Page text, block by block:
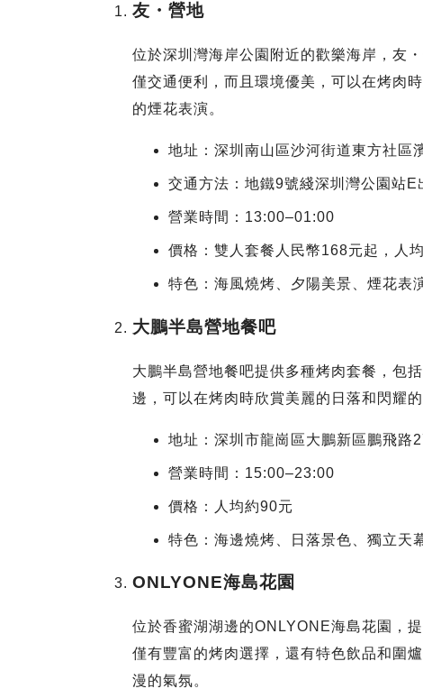
友・營地
位於深圳灣海岸公園附近的歡樂海岸，友
僅交通便利，而且環境優美，可以在烤肉
的煙花表演。
地址：深圳南山區沙河街道東方社區
交通方法：地鐵9號綫深圳灣公園站E
營業時間：13:00–01:00
價格：雙人套餐人民幣168元起，人
特色：海風燒烤、夕陽美景、煙花表
大鵬半島營地餐吧
大鵬半島營地餐吧提供多種烤肉套餐，包
邊，可以在烤肉時欣賞美麗的日落和閃耀的
地址：深圳市龍崗區大鵬新區鵬飛路
營業時間：15:00–23:00
價格：人均約90元
特色：海邊燒烤、日落景色、獨立天
ONLYONE海島花園
位於香蜜湖湖邊的ONLYONE海島花園，
僅有豐富的烤肉選擇，還有特色飲品和圍
漫的氣氛。